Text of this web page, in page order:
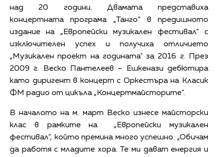
над 20 години. Двамата представиха
концертната програма „Танго“ в предишното
издание на „Европейски музикален фестивал“ с
изключителен успех и получиха отличието
„Музикален проект на годината" за 2016 г. През
2009 г. Веско Пантелеев – Ешкенази дебютира
като диригент в концерт с Оркестъра на Класик
ФМ радио от цикъла „Концертмайсторите“.
В началото на м. март Веско изнесе майсторски
клас в рамките на „Европейски музикален
фестивал“, който премина много успешно. „Обичам
да работя с младите хора. Те ми дават енергия и